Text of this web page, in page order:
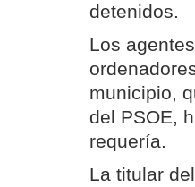
detenidos.
Los
municipio,
del PSOE,
requería.
La titular